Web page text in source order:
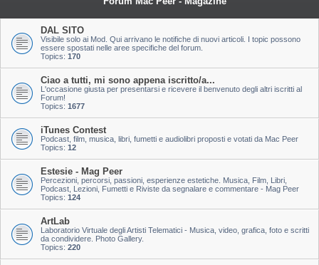
DAL SITO
Visibile solo ai Mod. Qui arrivano le notifiche di nuovi articoli. I topic possono
essere spostati nelle aree specifiche del forum.
Topics: 170
Ciao a tutti, mi sono appena iscritto/a...
L'occasione giusta per presentarsi e ricevere il benvenuto degli altri iscritti al
Forum!
Topics: 1677
iTunes Contest
Podcast, film, musica, libri, fumetti e audiolibri proposti e votati da Mac Peer
Topics: 12
Estesie - Mag Peer
Percezioni, percorsi, passioni, esperienze estetiche. Musica, Film, Libri,
Podcast, Lezioni, Fumetti e Riviste da segnalare e commentare - Mag Peer
Topics: 124
ArtLab
Laboratorio Virtuale degli Artisti Telematici - Musica, video, grafica, foto e scritti
da condividere. Photo Gallery.
Topics: 220